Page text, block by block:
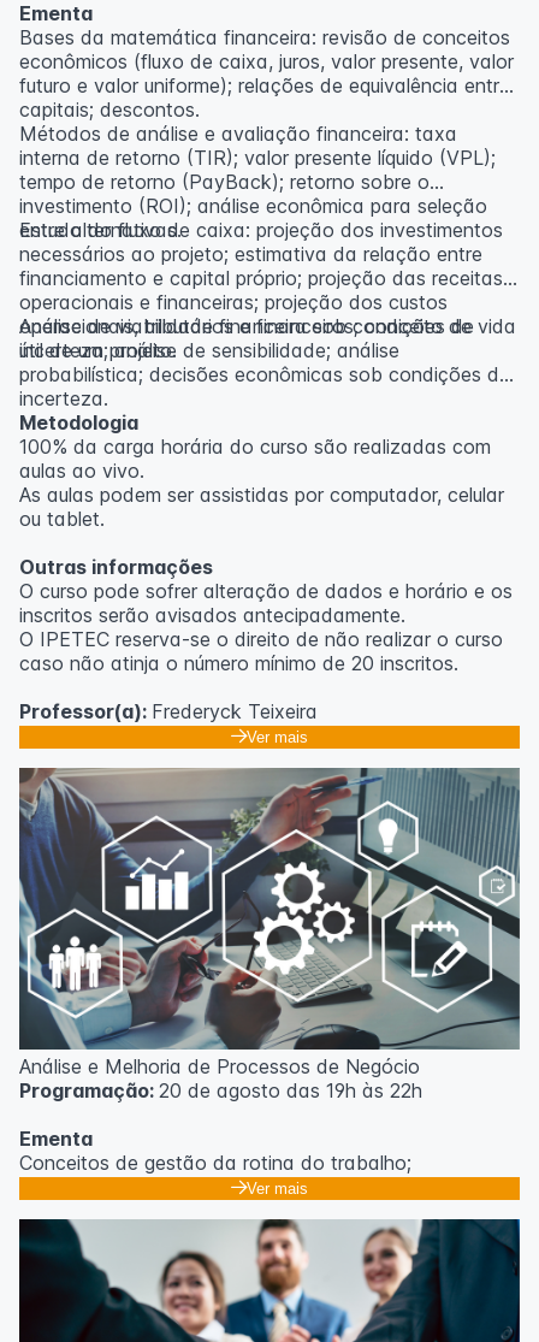
Ementa
Bases da matemática financeira: revisão de conceitos
econômicos (fluxo de caixa, juros, valor presente, valor
futuro e valor uniforme); relações de equivalência entre
capitais; descontos.
Métodos de análise e avaliação financeira: taxa
interna de retorno (TIR); valor presente líquido (VPL);
tempo de retorno (PayBack); retorno sobre o
investimento (ROI); análise econômica para seleção
entre alternativas.
Estudo do fluxo de caixa: projeção dos investimentos
necessários ao projeto; estimativa da relação entre
financiamento e capital próprio; projeção das receitas
operacionais e financeiras; projeção dos custos
operacionais, tributários e financeiros; conceito de vida
útil de um projeto.
Análise de viabilidade financeira sob condições de
incerteza; análise de sensibilidade; análise
probabilística; decisões econômicas sob condições de
incerteza.
Metodologia
100% da carga horária do curso são realizadas com
aulas ao vivo.
As aulas podem ser assistidas por computador, celular
ou tablet.
Outras informações
O curso pode sofrer alteração de dados e horário e os
inscritos serão avisados ​​antecipadamente.
O IPETEC reserva-se o direito de não realizar o curso
caso não atinja o número mínimo de 20 inscritos.
Professor(a): Frederyck Teixeira
Ver mais
Análise e Melhoria de Processos de Negócio
Programação: 20 de agosto das 19h às 22h
Ementa
Conceitos de gestão da rotina do trabalho;
Promoção de mudanças através do 5S;
resultados;
Método PDCA de gestão;
Técnicas de padronização do trabalho.
Ver mais